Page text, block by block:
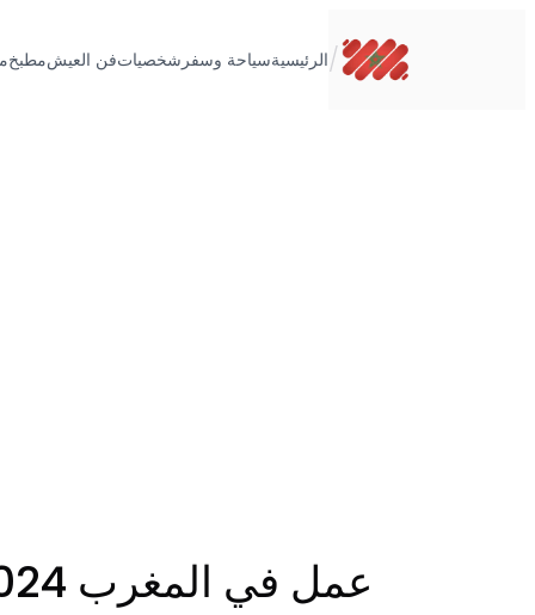
/الرئيسيةسياحة وسفر شخصياتفن العيشمطبخ
عمل في المغرب 2024